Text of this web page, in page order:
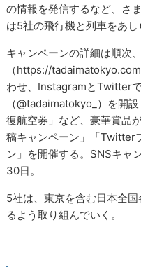
の情報を発信するなど、さ
は5社の飛行機と列車をあし
キャンペーンの詳細は順次
（https://
わせ、InstagramとTwitter
（@tadaimatokyo_）を開
復航空券」など、豪華賞品
稿キャンペーン」「Twitter
ン」を開催する。SNSキャ
30日。
5社は、東京を含む日本全
るよう取り組んでいく。